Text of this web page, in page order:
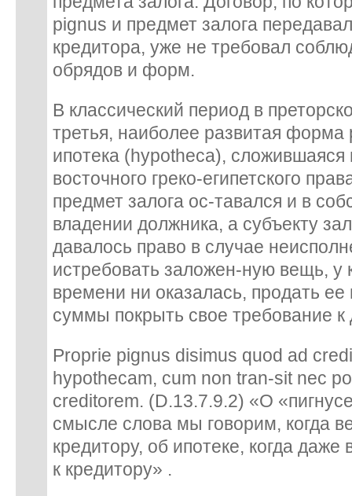
pignus и предмет залога
кредитора, уже не требовал
обрядов и форм.
В классический период в
третья, наиболее развитая форма
ипотека (hypotheca), сложившаяся
восточного греко-египетского
предмет залога ос-тавался и в
владении должника, а субъекту
давалось право в случае
истребовать заложен-ную вещь, у
времени ни оказалась, продать
суммы покрыть свое требование к
Proprie pignus disimus quod ad
hypothecam, cum non tran-sit nec
creditorem. (D.13.7.9.2) «О
смысле слова мы говорим, когда
кредитору, об ипотеке, когда
к кредитору» .